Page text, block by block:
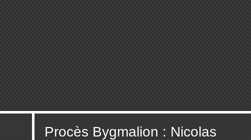
Procès Bygmalion : Nicolas